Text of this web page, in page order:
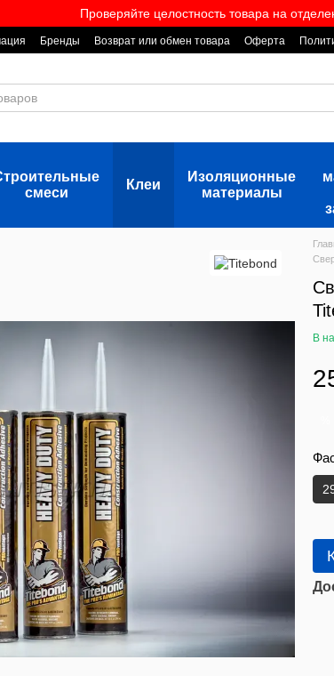
Проверяйте целостность товара на
Бренды Возврат или обмен товара Оферта
смеси
Клеи
Изоляционные
материалы
В